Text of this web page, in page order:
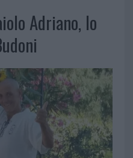
Adriano, lo